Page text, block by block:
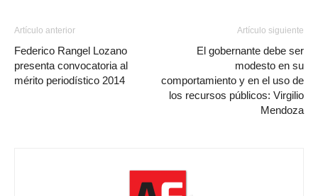
Artículo anterior
Federico Rangel Lozano
presenta convocatoria al
mérito periodístico 2014
Artículo siguiente
El gobernante debe ser
modesto en su
comportamiento y en el uso de
los recursos públicos: Virgilio
Mendoza